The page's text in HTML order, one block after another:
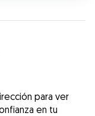
para ver
en tu